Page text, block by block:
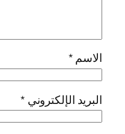
الاسم*
البريد الإلكتروني *